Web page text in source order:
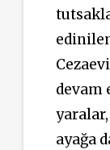
devam
yaralar,
ayağa